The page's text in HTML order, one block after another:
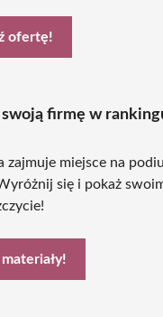
ofertę!
swoją firmę w
zajmuje miejsce na
się i pokaż